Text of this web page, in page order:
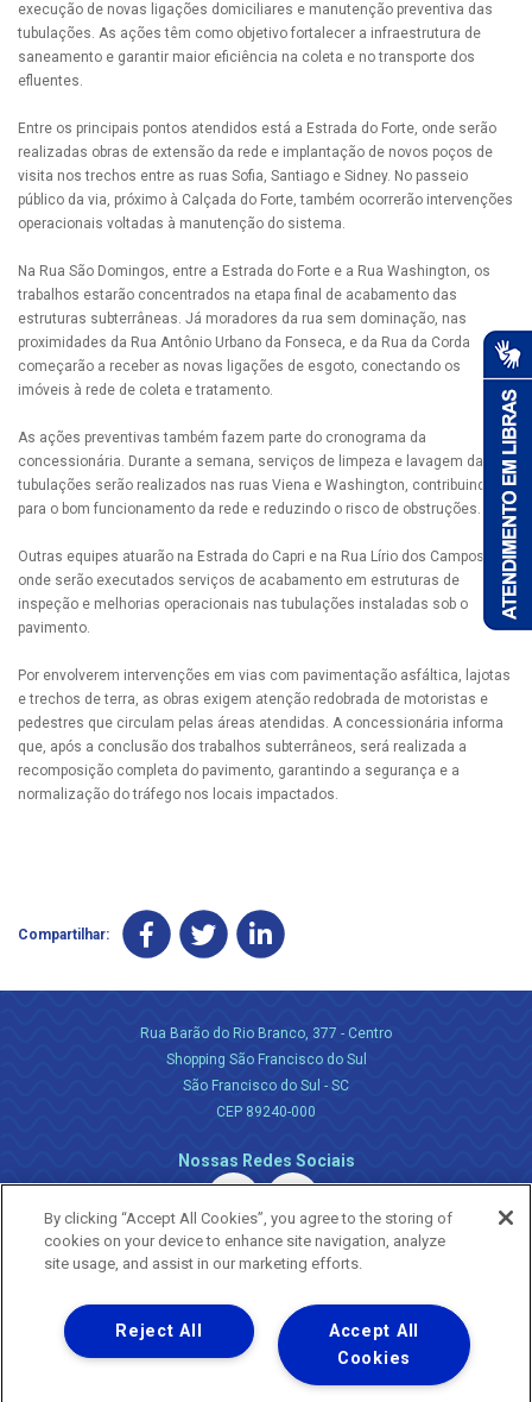
execução de novas ligações domiciliares e manutenção preventiva das
tubulações. As ações têm como objetivo fortalecer a infraestrutura de
saneamento e garantir maior eficiência na coleta e no transporte dos
efluentes.
Entre os principais pontos atendidos está a Estrada do Forte, onde serão
realizadas obras de extensão da rede e implantação de novos poços de
visita nos trechos entre as ruas Sofia, Santiago e Sidney. No passeio
público da via, próximo à Calçada do Forte, também ocorrerão intervenções
operacionais voltadas à manutenção do sistema.
Na Rua São Domingos, entre a Estrada do Forte e a Rua Washington, os
trabalhos estarão concentrados na etapa final de acabamento das
estruturas subterrâneas. Já moradores da rua sem dominação, nas
proximidades da Rua Antônio Urbano da Fonseca, e da Rua da Corda
começarão a receber as novas ligações de esgoto, conectando os
imóveis à rede de coleta e tratamento.
As ações preventivas também fazem parte do cronograma da
concessionária. Durante a semana, serviços de limpeza e lavagem das
tubulações serão realizados nas ruas Viena e Washington, contribuindo
para o bom funcionamento da rede e reduzindo o risco de obstruções.
Outras equipes atuarão na Estrada do Capri e na Rua Lírio dos Campos,
onde serão executados serviços de acabamento em estruturas de
inspeção e melhorias operacionais nas tubulações instaladas sob o
pavimento.
Por envolverem intervenções em vias com pavimentação asfáltica, lajotas
e trechos de terra, as obras exigem atenção redobrada de motoristas e
pedestres que circulam pelas áreas atendidas. A concessionária informa
que, após a conclusão dos trabalhos subterrâneos, será realizada a
recomposição completa do pavimento, garantindo a segurança e a
normalização do tráfego nos locais impactados.
Compartilhar:
Rua Barão do Rio Branco, 377 - Centro
Shopping São Francisco do Sul
São Francisco do Sul - SC
CEP 89240-000
Nossas Redes Sociais
Uma empresa
Copyright ® 2026 - Todos os Direitos Reservados.
Nossa natureza movimenta a vida
By clicking “Accept All Cookies”, you agree to the storing of
cookies on your device to enhance site navigation, analyze
site usage, and assist in our marketing efforts.
Accept All
Cookies
Reject All